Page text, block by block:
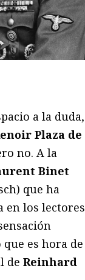
a la duda,
Plaza de
no. A la
Binet
que ha
en los lectores
es hora de
de Reinhard